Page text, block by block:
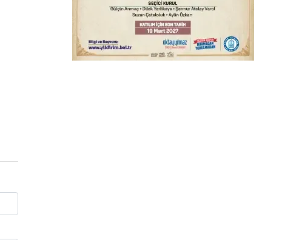
Serbest piyasada döviz fiyatları
Serbest piyasada altın fiyatları...